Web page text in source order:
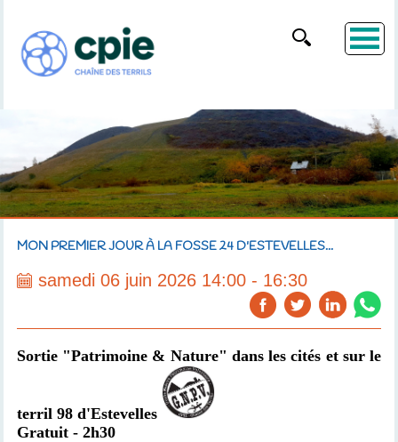
MON PREMIER JOUR À LA FOSSE 24 D'ESTEVELLES...
samedi 06 juin 2026 14:00 - 16:30
Sortie "Patrimoine & Nature" dans les cités et sur le
terril 98 d'Estevelles
Gratuit - 2h30